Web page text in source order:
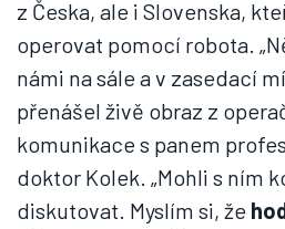
z Česka, ale i Slovenska,
operovat pomocí robota.
námi na sále a v zasedací
přenášel živě obraz z
komunikace s panem
doktor Kolek. „Mohli s ním
diskutovat. Myslím si, že